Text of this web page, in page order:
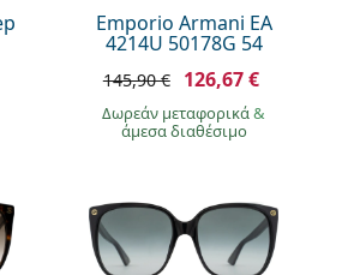
Emporio Armani EA
4214U 50178G 54
145,90 € 126,67 €
Δωρεάν μεταφορικά&
άμεσα διαθέσιμο